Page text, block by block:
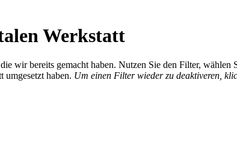
Werkstatt
wir bereits gemacht haben. Nutzen Sie den Filter, wählen
umgesetzt haben. Um einen Filter wieder zu deaktiveren,